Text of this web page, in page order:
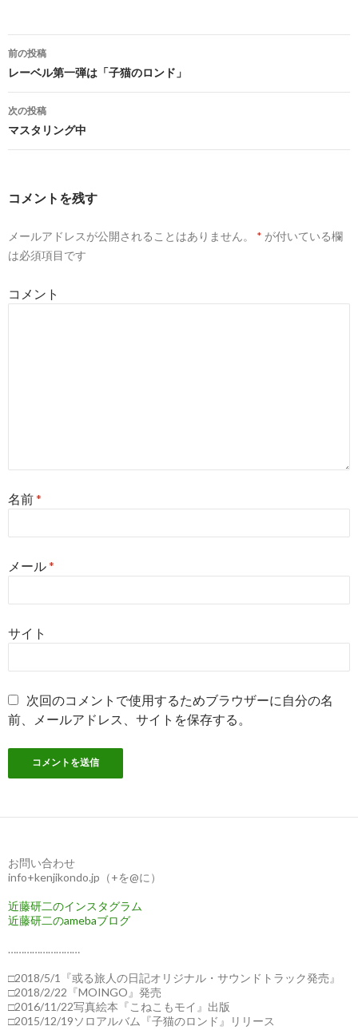
投
稿
ナ
ゲ
シ
ン
前の投稿
レーベル第一弾は「子猫のロンド」
次の投稿
マスタリング中
コメントを残す
メールアドレスが公開されることはありません。 * が付いている欄
は必須項目です
コメント
名前*
メール*
サイト
次回のコメントで使用するためブラウザーに自分の名
前、メールアドレス、サイトを保存する。
お問い合わせ
info+kenjikondo.jp（+を@に）
近藤研二のインスタグラム
近藤研二のamebaブログ
………………………
□2018/5/1『或る旅人の日記オリジナル・サウンドトラック発売』
□2018/2/22『MOINGO』発売
□2016/11/22写真絵本『こねこもモイ』出版
□2015/12/19ソロアルバム『子猫のロンド』リリース